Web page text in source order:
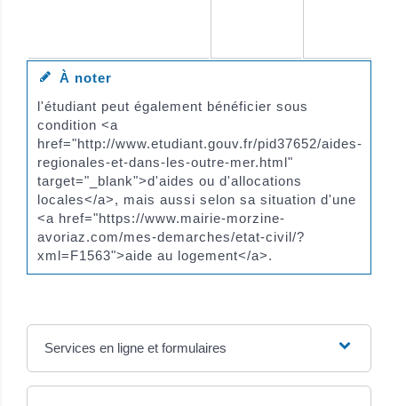
À noter
l'étudiant peut également bénéficier sous
condition <a
href="http://www.etudiant.gouv.fr/pid37652/aides-
regionales-et-dans-les-outre-mer.html"
target="_blank">d'aides ou d'allocations
locales</a>, mais aussi selon sa situation d'une
<a href="https://www.mairie-morzine-
avoriaz.com/mes-demarches/etat-civil/?
xml=F1563">aide au logement</a>.
Services en ligne et formulaires